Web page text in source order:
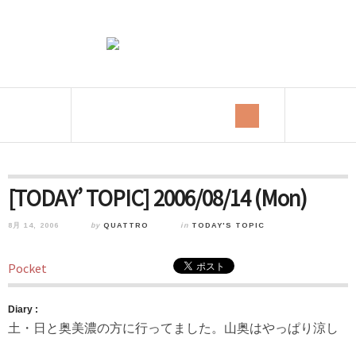
[TODAY’ TOPIC] 2006/08/14 (Mon)
8月 14, 2006 by QUATTRO in TODAY'S TOPIC
Pocket
Diary :
土・日と奥美濃の方に行ってました。山奥はやっぱり涼し